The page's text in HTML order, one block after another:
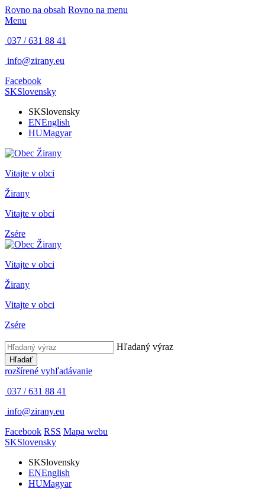
Rovno na obsah Rovno na menu
Menu
037 / 631 88 41
info@zirany.eu
Facebook
SKSlovensky
SKSlovensky
ENEnglish
HUMagyar
Vitajte v obci
Žirany
Vitajte v obci
Zsére
Vitajte v obci
Žirany
Vitajte v obci
Zsére
Hľadaný výraz
Hľadať
rozšírené vyhľadávanie
037 / 631 88 41
info@zirany.eu
Facebook RSS Mapa webu
SKSlovensky
SKSlovensky
ENEnglish
HUMagyar